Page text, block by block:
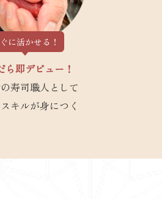
に活かせる！
ら即デビュー！
寿司職人として
キルが身につく